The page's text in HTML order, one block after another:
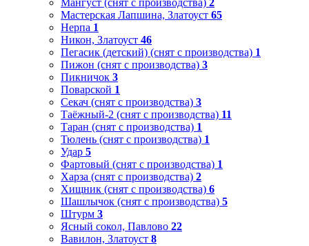
Мангуст (снят с производства) 2
Мастерская Лапшина, Златоуст 65
Нерпа 1
Никон, Златоуст 46
Пегасик (детский) (снят с производства) 1
Пижон (снят с производства) 3
Пикничок 3
Поварской 1
Секач (снят с производства) 3
Таёжный-2 (снят с производства) 11
Таран (снят с производства) 1
Тюлень (снят с производства) 1
Удар 5
Фартовый (снят с производства) 1
Харза (снят с производства) 2
Хищник (снят с производства) 6
Шашлычок (снят с производства) 5
Штурм 3
Ясный сокол, Павлово 22
Вавилон, Златоуст 8